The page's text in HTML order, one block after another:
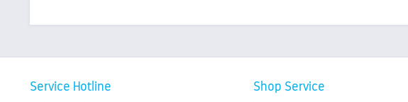
Service Hotline Shop Service